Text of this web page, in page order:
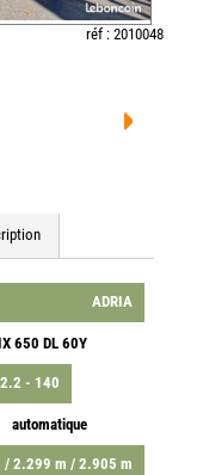
réf : 2010048
ADRIA
650 DL 60Y
2.2 - 140
automatique
/ 2.299 m / 2.905 m